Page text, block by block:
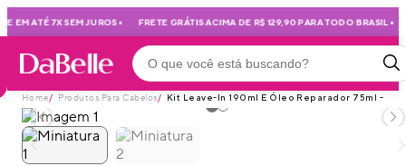
EM ATÉ 7X SEM JUROS• FRETE GRÁTIS ACIMA DE R$ 129,90 PARA TODO BRASIL•
Home/ Produtos Para Cabelos/ Kit Leave-In 190ml E Óleo Reparador 75ml -